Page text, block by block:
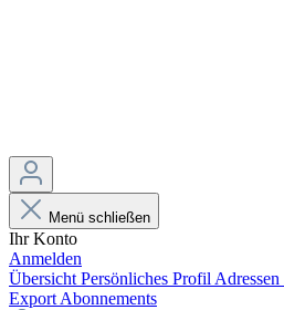
Menü schließen
Ihr Konto
Anmelden
Übersicht Persönliches Profil Adressen
Export Abonnements